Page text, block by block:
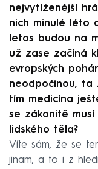
nejvytíženější
nich minulé léto
letos budou na
už zase začíná
evropských
neodpočinou, ta
tím medicína
se zákonitě
lidského těla?
Víte sám, že se
jinam, a to i z